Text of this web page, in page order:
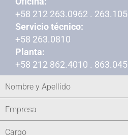
+58 212 263.0962 .
Servicio técnico:
+58 263.0810
Planta:
+58 212 862.4010 .